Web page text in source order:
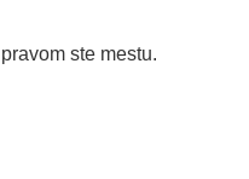
ste mestu.